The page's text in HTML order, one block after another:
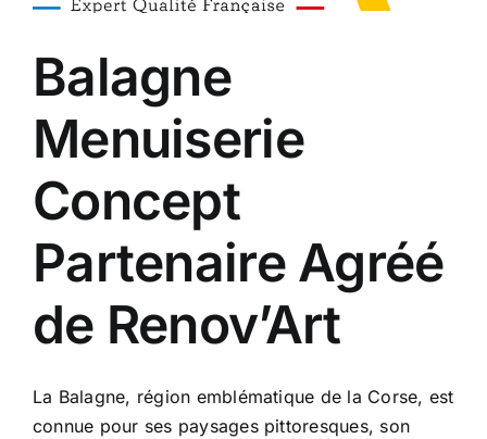
Balagne
Menuiserie
Concept
Partenaire Agréé
de Renov’Art
La Balagne, région emblématique de la Corse, est
connue pour ses paysages pittoresques, son